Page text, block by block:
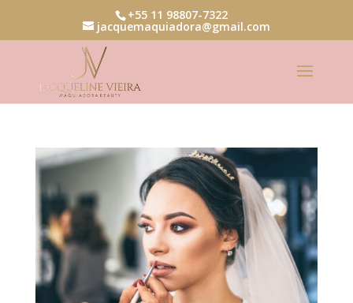
+55 11 98807-7322
jacquemaquiadora@gmail.com